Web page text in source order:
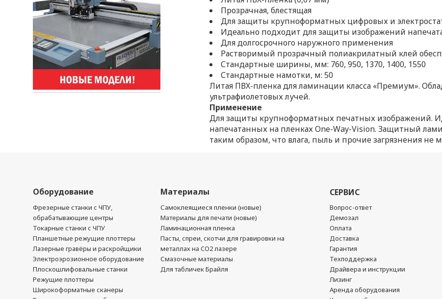
Прозрачная, блестящая
Для защиты крупноформатных цифровых и
Идеально подходит для защиты изображений
Для долгосрочного наружного применения
Растворимый прозрачный полиакрилатный клей
Стандартные ширины, мм: 760, 950, 1370, 1400, 1550
Стандартные намотки, м: 50
Литая ПВХ-пленка для ламинации класса «Премиум».
ультрафиолетовых лучей.
Применение
Для защиты крупноформатных печатных изображений.
напечатанных на пленках One-Way-Vision. Защитный
таким образом, что влага, пыль и прочие загрязнения
Оборудование
Фрезерные станки с ЧПУ,
обрабатывающие центры
Токарные станки с ЧПУ
Планшетные режущие плоттеры
Лазерные гравёры и раскройщики
Электроэрозионное оборудование
Плоскошлифовальные станки
Режущие плоттеры
Широкоформатные сканеры
Материалы
Самоклеящиеся пленки (новые)
Материалы для печати (новые)
Ламинационная пленка
Пасты, спреи, скотчи для гравировки на
металлах на CO2 лазере
Смазочные материалы
Для табличек Брайля
СЕРВИС
Вопрос-ответ
Демозал
Оплата
Доставка
Гарантия
Техподдержка
Драйвера и инструкции
Лизинг
Аренда оборудования